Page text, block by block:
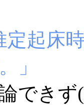
定起床
」
できず